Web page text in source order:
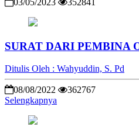
SURAT DARI PEMBINA
Ditulis Oleh : Wahyuddin, S. Pd
08/08/2022
362767
Selengkapnya